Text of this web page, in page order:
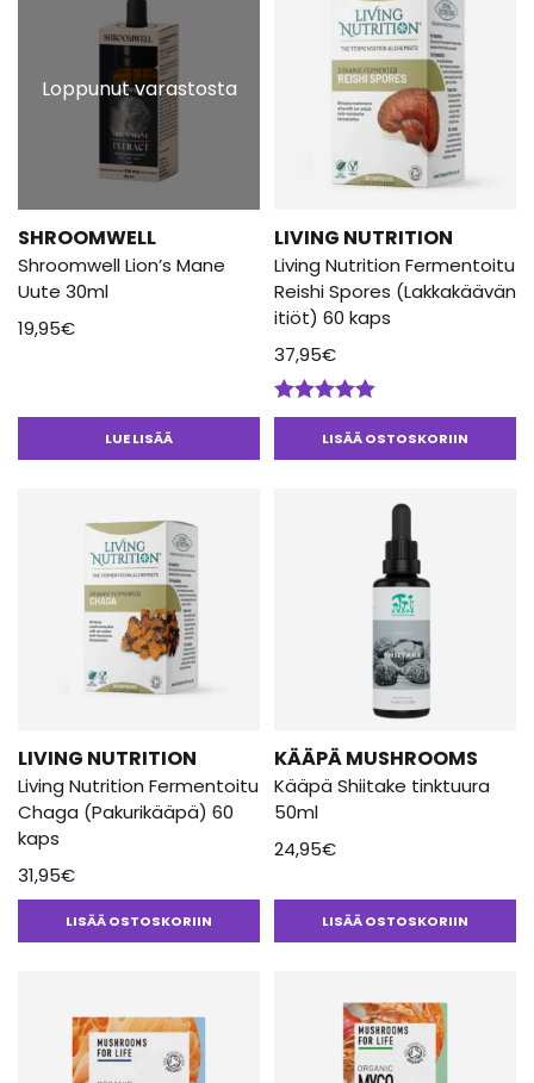
Loppunut varastosta
SHROOMWELL
Shroomwell Lion’s Mane
Uute 30ml
19,95€
LUE LISÄÄ
LIVING NUTRITION
Living Nutrition Fermentoitu
Reishi Spores (Lakkakäävän
itiöt) 60 kaps
37,95€
Arvostelu
tuotteesta:LISÄÄ OSTOSKORIIN
LIVING NUTRITION
Living Nutrition Fermentoitu
Chaga (Pakurikääpä) 60
kaps
31,95€
LISÄÄ OSTOSKORIIN
KÄÄPÄ MUSHROOMS
Kääpä Shiitake tinktuura
50ml
24,95€
LISÄÄ OSTOSKORIIN